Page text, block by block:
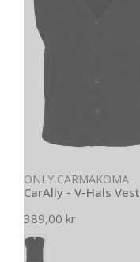
Hals
Vest
Vælg muligheder
ONLY CARMAKOMA
CarAlly - V-Hals Vest
Normal
pris
389,00 kr